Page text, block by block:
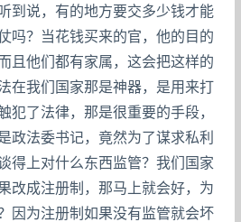
到说，有的地方要交多少钱才能
吗？当花钱买来的官，他的目的
且他们都有家属，这会把这样的
在我们国家那是神器，是用来打
犯了法律，那是很重要的手段，
政法委书记，竟然为了谋求私利
得上对什么东西监管？我们国家
改成注册制，那马上就会好，为
因为注册制如果没有监管就会坏